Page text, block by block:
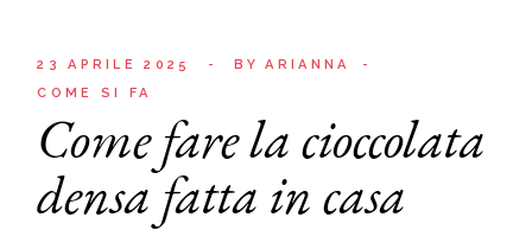
23 APRILE 2025 BY
ARIANNA
COME SI FA
Come fare la cioccolata
densa fatta in casa